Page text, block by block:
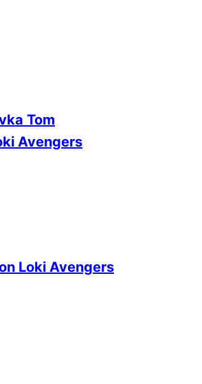
Tom
Avengers
Loki Avengers